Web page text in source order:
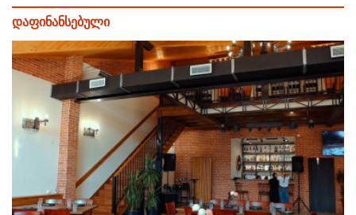
დაფინანსებული